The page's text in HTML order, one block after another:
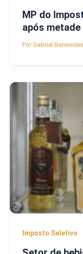
MP do
após
PorGabriel Benevides
Imposto Seletivo